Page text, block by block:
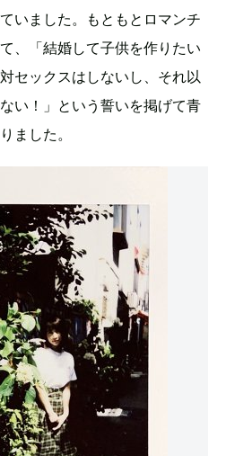
いました。もともとロマンチ
、「結婚して子供を作りたい
セックスはしないし、それ以
い！」という誓いを掲げて青
ました。